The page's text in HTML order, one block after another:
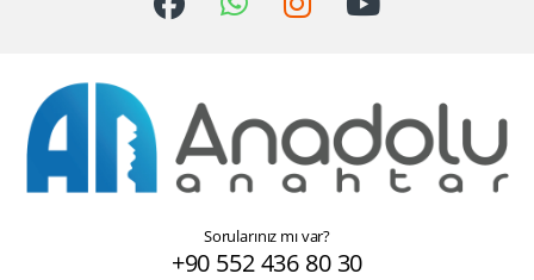
Sorularınız mı var?
+90 552 436 80 30